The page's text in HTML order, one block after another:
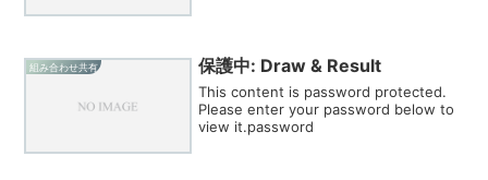
組み合わせ共有 保護中: Draw & Result
This content is password protected.
Please enter your password below to
view it.password